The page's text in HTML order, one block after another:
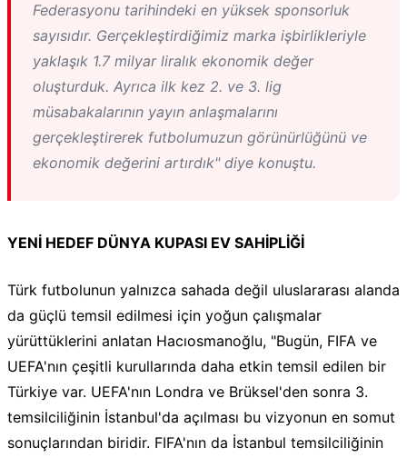
Federasyonu tarihindeki en yüksek sponsorluk
sayısıdır. Gerçekleştirdiğimiz marka işbirlikleriyle
yaklaşık 1.7 milyar liralık ekonomik değer
oluşturduk. Ayrıca ilk kez 2. ve 3. lig
müsabakalarının yayın anlaşmalarını
gerçekleştirerek futbolumuzun görünürlüğünü ve
ekonomik değerini artırdık" diye konuştu.
YENİ HEDEF DÜNYA KUPASI EV SAHİPLİĞİ
Türk futbolunun yalnızca sahada değil uluslararası alanda
da güçlü temsil edilmesi için yoğun çalışmalar
yürüttüklerini anlatan Hacıosmanoğlu, "Bugün, FIFA ve
UEFA'nın çeşitli kurullarında daha etkin temsil edilen bir
Türkiye var. UEFA'nın Londra ve Brüksel'den sonra 3.
temsilciliğinin İstanbul'da açılması bu vizyonun en somut
sonuçlarından biridir. FIFA'nın da İstanbul temsilciliğinin